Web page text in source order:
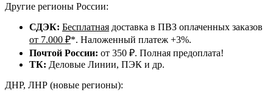
Другие регионы России:
СДЭК: Бесплатная доставка в ПВЗ оплаченных заказов
от 7.000 ₽*. Наложенный платеж +3%.
Почтой России: от 350 ₽. Полная предоплата!
ТК: Деловые Линии, ПЭК и др.
ДНР, ЛНР (новые регионы):